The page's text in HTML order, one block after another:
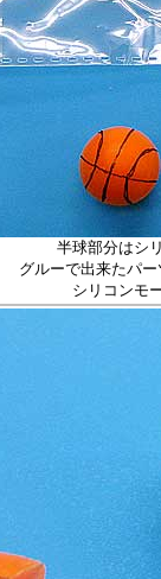
半球部分はシ
グルーで出来たパ
シリコンモ